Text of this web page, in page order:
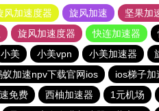
风加速度器 旋风加速 坚果加
旋风加速度器 快连加速器
小美 小美vpn 小美加速器
蚁加速npv下载官网ios ios梯子加
免费 西柚加速器 1元机场